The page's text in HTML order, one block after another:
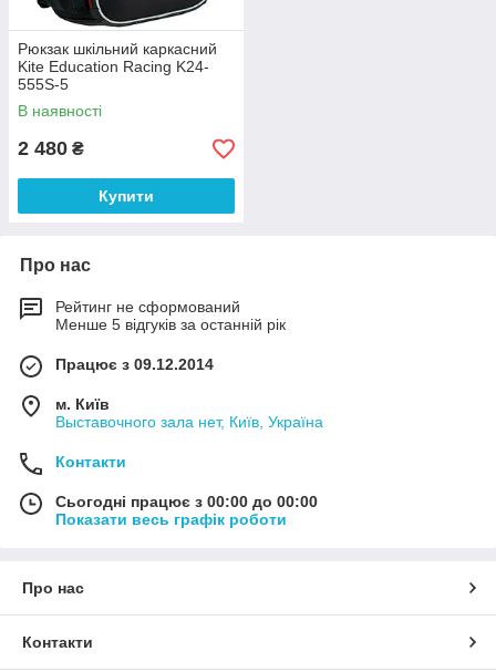
Рюкзак шкільний каркасний
Kite Education Racing K24-
555S-5
В наявності
2 480 ₴
Купити
Про нас
Рейтинг не сформований
Менше 5 відгуків за останній рік
Працює з 09.12.2014
м. Київ
Выставочного зала нет, Київ, Україна
Контакти
Сьогодні працює з 00:00 до 00:00
Показати весь графік роботи
Про нас
Контакти